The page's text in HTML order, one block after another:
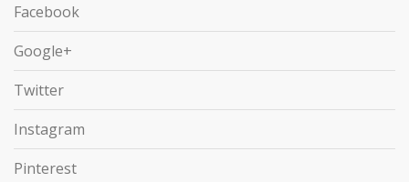
Facebook
Google+
Twitter
Instagram
Pinterest